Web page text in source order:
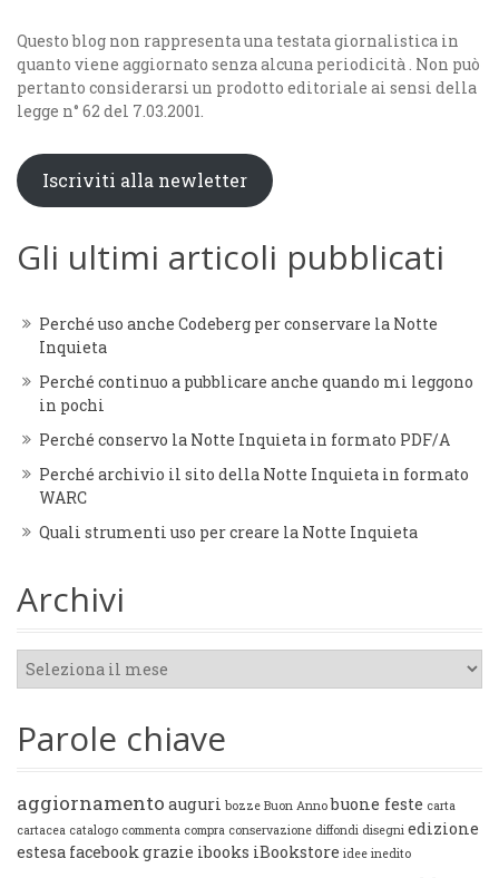
Questo blog non rappresenta una testata giornalistica in
quanto viene aggiornato senza alcuna periodicità . Non può
pertanto considerarsi un prodotto editoriale ai sensi della
legge n° 62 del 7.03.2001.
Iscriviti alla newletter
Gli ultimi articoli pubblicati
Perché uso anche Codeberg per conservare la Notte
Inquieta
Perché continuo a pubblicare anche quando mi leggono
in pochi
Perché conservo la Notte Inquieta in formato PDF/A
Perché archivio il sito della Notte Inquieta in formato
WARC
Quali strumenti uso per creare la Notte Inquieta
Archivi
Archivi
Parole chiave
aggiornamento auguri bozze Buon Anno buone feste carta
cartacea catalogo commenta compra conservazione diffondi disegni edizione
estesa facebookgrazie ibooks iBookstore idee inedito